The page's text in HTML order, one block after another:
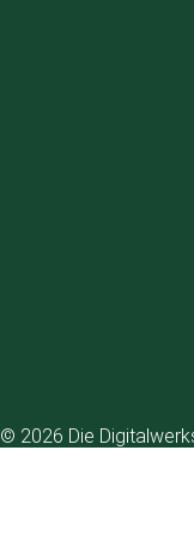
© 2026 Die